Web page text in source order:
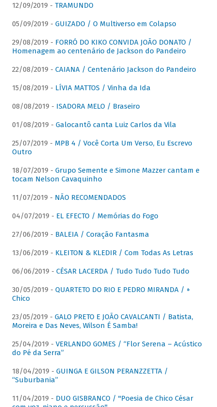
12/09/2019 - TRAMUNDO
05/09/2019 - GUIZADO / O Multiverso em Colapso
29/08/2019 - FORRÓ DO KIKO CONVIDA JOÃO DONATO /
Homenagem ao centenário de Jackson do Pandeiro
22/08/2019 - CAIANA / Centenário Jackson do Pandeiro
15/08/2019 - LÍVIA MATTOS / Vinha da Ida
08/08/2019 - ISADORA MELO / Braseiro
01/08/2019 - Galocantô canta Luiz Carlos da Vila
25/07/2019 - MPB 4 / Você Corta Um Verso, Eu Escrevo
Outro
18/07/2019 - Grupo Semente e Simone Mazzer cantam e
tocam Nelson Cavaquinho
11/07/2019 - NÃO RECOMENDADOS
04/07/2019 - EL EFECTO / Memórias do Fogo
27/06/2019 - BALEIA / Coração Fantasma
13/06/2019 - KLEITON & KLEDIR / Com Todas As Letras
06/06/2019 - CÉSAR LACERDA / Tudo Tudo Tudo Tudo
30/05/2019 - QUARTETO DO RIO E PEDRO MIRANDA / +
Chico
23/05/2019 - GALO PRETO E JOÃO CAVALCANTI / Batista,
Moreira e Das Neves, Wilson É Samba!
25/04/2019 - VERLANDO GOMES / “Flor Serena – Acústico
do Pé da Serra”
18/04/2019 - GUINGA E GILSON PERANZZETTA /
“Suburbania”
11/04/2019 - DUO GISBRANCO / "Poesia de Chico César